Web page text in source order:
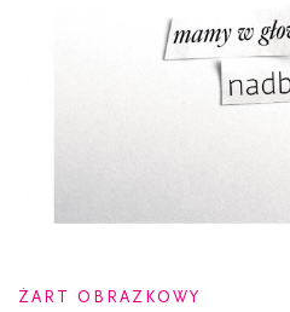
ŻART OBRAZKOWY